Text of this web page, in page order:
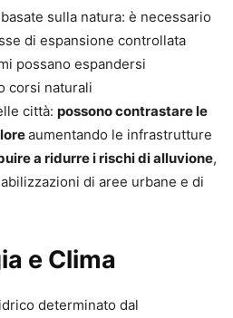
sulla natura: è necessario
di espansione controllata
possano espandersi
corsi naturali
città: possono contrastare le
aumentando le infrastrutture
a ridurre i rischi di alluvione,
di aree urbane e di
e Clima
determinato dal